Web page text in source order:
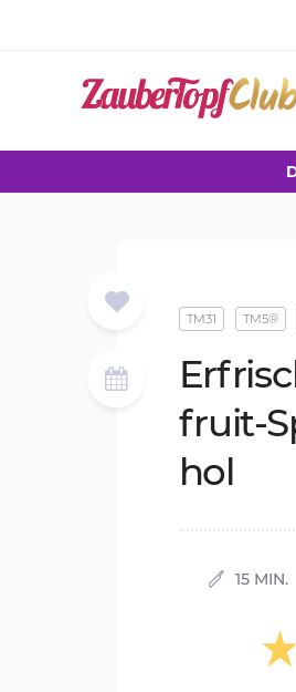
TM31 TM5®
fruit-
hol
15 MIN.